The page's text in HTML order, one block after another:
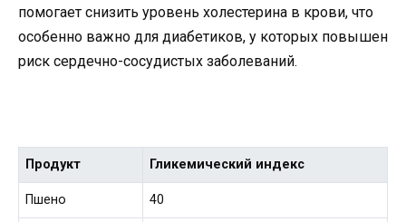
помогает снизить уровень холестерина в крови, что
особенно важно для диабетиков, у которых повышен
риск сердечно-сосудистых заболеваний.
Продукт Гликемический индекс
Пшено 40